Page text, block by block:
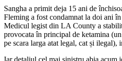
Sangha a primit deja 15 ani de
Fleming a fost condamnat la doi ani
Medicul legist din LA County a
provocata în principal de ketamina
pe scara larga atat legal, cat și ilegal),